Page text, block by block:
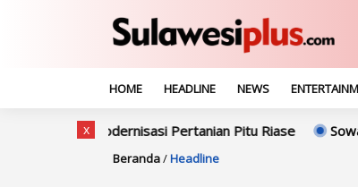
HOME HEADLINE NEWS
Pertanian Pitu Riase Sowan Para Rektor,
Beranda/Headline
x